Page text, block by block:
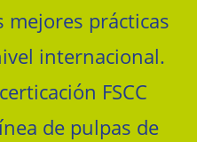
mejores prácticas
internacional.
FSCC
de pulpas de